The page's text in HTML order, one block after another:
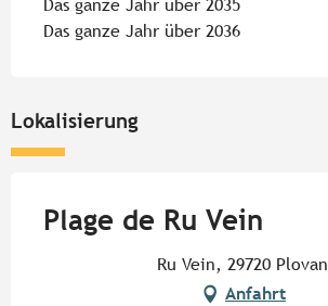
Das ganze Jahr über 2035
Das ganze Jahr über 2036
Lokalisierung
Plage de Ru Vein
Ru Vein, 29720 Plovan
Anfahrt